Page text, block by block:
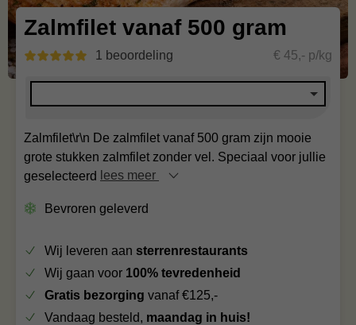
Zalmfilet vanaf 500 gram
1 beoordeling € 45,- p/kg
Zalmfilet\r\n De zalmfilet vanaf 500 gram zijn mooie
grote stukken zalmfilet zonder vel. Speciaal voor jullie
geselecteerd
lees meer
Bevroren geleverd
Wij leveren aan sterrenrestaurants
Wij gaan voor 100% tevredenheid
Gratis bezorging vanaf €125,-
Vandaag besteld, maandag in huis!